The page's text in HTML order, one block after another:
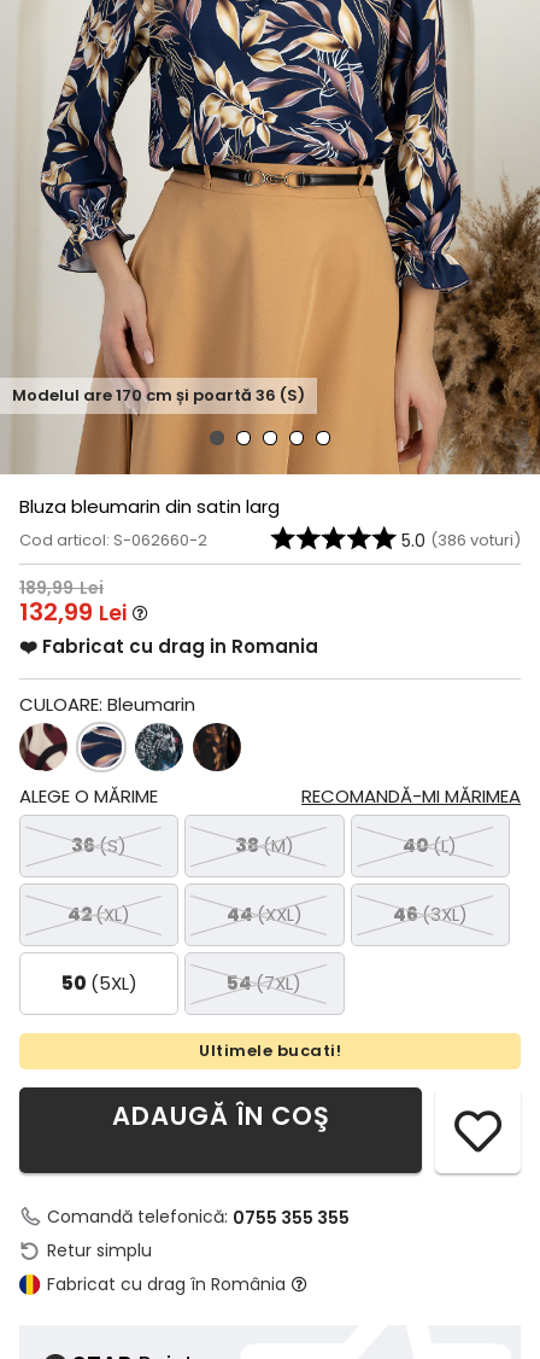
Modelul are170cm și poartă 36 (S)
Bluza bleumarin din satin larg
Cod articol: S-062660-2 5.0 (386 voturi)
189,99 Lei
132,99 Lei
❤️ Fabricat cu drag in Romania
CULOARE: Bleumarin
RECOMANDĂ-MI MĂRIMEA
ALEGE O MĂRIME
36(S) 38(M) 40(L)
42(XL) 44(XXL) 46(3XL)
50 (5XL) 54(7XL)
Ultimele bucati!
ADAUGĂ ÎN COŞ
Comandă telefonică: 0755 355 355
Retur simplu
Fabricat cu drag în România